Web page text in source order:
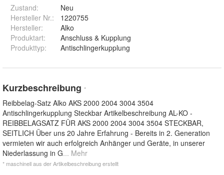
Zustand:
Neu
Hersteller Nr.:
1220755
Hersteller:
Alko
Produktart:
Anschluss & Kupplung
Produkttyp: Antischlingerkupplung
Kurzbeschreibung *
Reibbelag-Satz Alko AKS 2000 2004 3004 3504
Antischlingerkupplung Steckbar Artikelbeschreibung AL-KO -
REIBBELAGSATZ FÜR AKS 2000 2004 3004 3504 STECKBAR,
SEITLICH Über uns 20 Jahre Erfahrung - Bereits in 2. Generation
vermieten wir auch erfolgreich Anhänger und Geräte, in unserer
Niederlassung in G... Mehr
* maschinell aus der Artikelbeschreibung erstellt